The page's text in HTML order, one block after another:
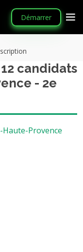
Démarrer
candidats
- 2e
Provence